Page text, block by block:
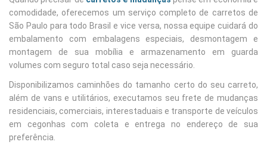
comodidade, oferecemos um serviço completo de carretos de
São Paulo para todo Brasil e vice versa, nossa equipe cuidará do
embalamento com embalagens especiais, desmontagem e
montagem de sua mobília e armazenamento em guarda
volumes com seguro total caso seja necessário.
Disponibilizamos caminhões do tamanho certo do seu carreto,
além de vans e utilitários, executamos seu frete de mudanças
residenciais, comerciais, interestaduais e transporte de veículos
em cegonhas com coleta e entrega no endereço de sua
preferência.